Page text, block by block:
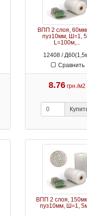
ВПП 2 слоя,
пуз10мм, Ш=1,
L=100м,...
12408 /
Сравнить
8.76 грн./м2
ВПП 2 слоя,
пуз10мм, Ш=1,